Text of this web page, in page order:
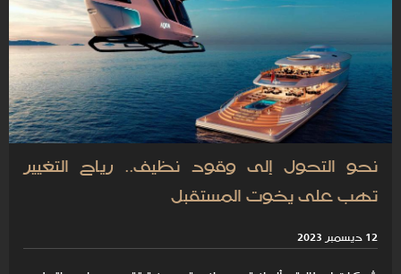
نحو التحول إلى وقود نظيف.. رياح التغيير
تهب على يخوت المستقبل
12 ديسمبر 2023